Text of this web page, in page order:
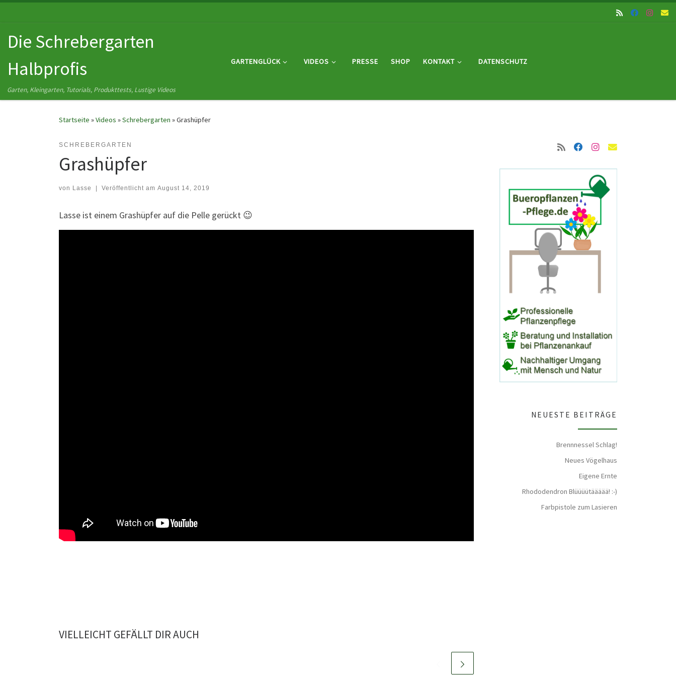
Die Schrebergarten
Halbprofis
Garten, Kleingarten, Tutorials, Produkttests, Lustige Videos
GARTENGLÜCK VIDEOS PRESSE SHOP KONTAKT DATENSCHUTZ
Startseite »Videos »Schrebergarten »Grashüpfer
SCHREBERGARTEN
Grashüpfer
von Lasse Veröffentlicht am August 14, 2019
Lasse ist einem Grashüpfer auf die Pelle gerückt 😉
VIELLEICHT GEFÄLLT DIR AUCH
NEUESTE BEITRÄGE
Brennnessel Schlag!
Neues Vögelhaus
Eigene Ernte
Rhododendron Blüüüütäääää! :-)
Farbpistole zum Lasieren